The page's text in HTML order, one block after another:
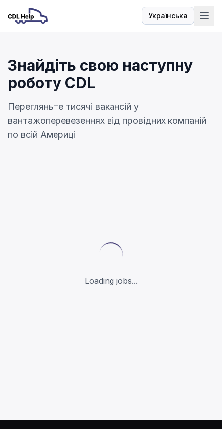
Українська
Мова
Знайдіть свою наступну
роботу CDL
Перегляньте тисячі вакансій у
вантажоперевезеннях від провідних компаній
по всій Америці
Loading jobs...